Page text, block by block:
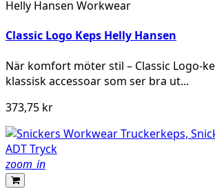
NIGHT
Helly Hansen Workwear
Classic Logo Keps Helly Hansen
När komfort möter stil – Classic Logo-
klassisk accessoar som ser bra ut...
373,75 kr
zoom_in